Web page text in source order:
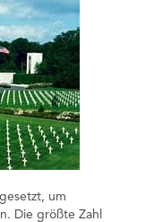
um
Die größte Zahl